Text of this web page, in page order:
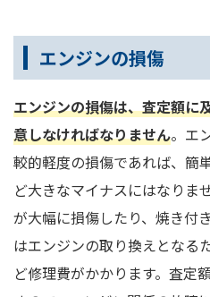
エンジンの損傷
エンジンの損傷は、査定額に
意しなければなりません。エ
較的軽度の損傷であれば、簡
ど大きなマイナスにはなりま
が大幅に損傷したり、焼き付
はエンジンの取り換えとなる
ど修理費がかかります。査定